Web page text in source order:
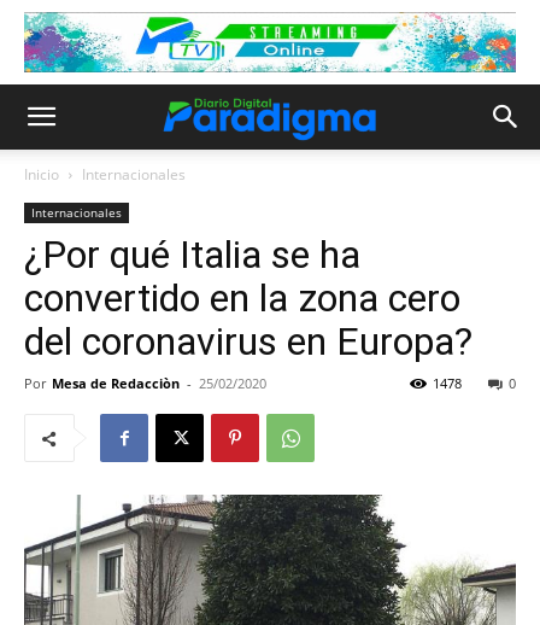
Inicio Internacionales
Internacionales
¿Por qué Italia se ha
convertido en la zona cero
del coronavirus en Europa?
Por Mesa de Redacciòn - 25/02/2020 0
1478